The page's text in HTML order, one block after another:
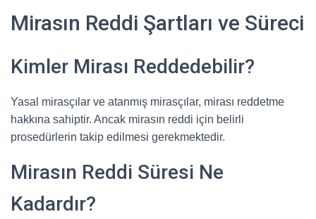
Mirasın Reddi Şartları ve Süreci
Kimler Mirası Reddedebilir?
Yasal mirasçılar ve atanmış mirasçılar, mirası reddetme
hakkına sahiptir. Ancak mirasın reddi için belirli
prosedürlerin takip edilmesi gerekmektedir.
Mirasın Reddi Süresi Ne
Kadardır?